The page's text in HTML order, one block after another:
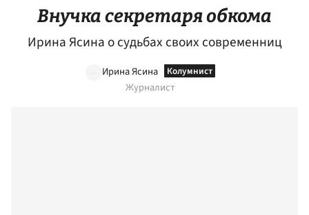
Внучка секретаря обкома
Ирина Ясина о судьбах своих современниц
Ирина Ясина
Журналист